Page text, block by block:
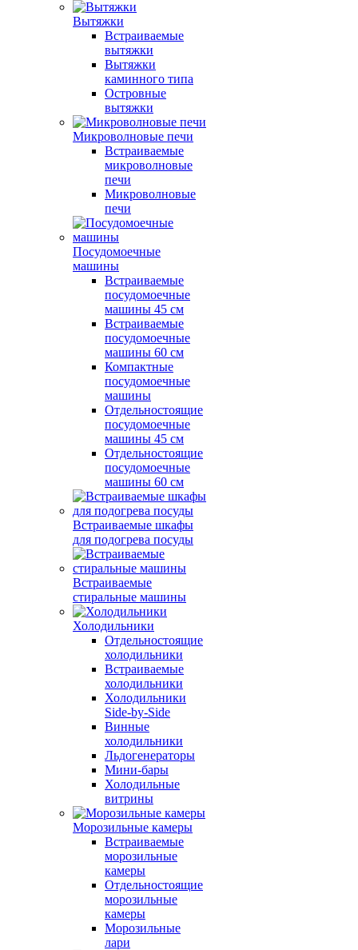
Вытяжки
Встраиваемые
вытяжки
Вытяжки
каминного типа
Островные
вытяжки
Микроволновые печи
Встраиваемые
микроволновые
печи
Микроволновые
печи
Посудомоечные
машины
Встраиваемые
посудомоечные
машины 45 см
Встраиваемые
посудомоечные
машины 60 см
Компактные
посудомоечные
машины
Отдельностоящие
посудомоечные
машины 45 см
Отдельностоящие
посудомоечные
машины 60 см
Встраиваемые шкафы
для подогрева посуды
Встраиваемые
стиральные машины
Холодильники
Отдельностоящие
холодильники
Встраиваемые
холодильники
Холодильники
Side-by-Side
Винные
холодильники
Льдогенераторы
Мини-бары
Холодильные
витрины
Морозильные камеры
Встраиваемые
морозильные
камеры
Отдельностоящие
морозильные
камеры
Морозильные
лари